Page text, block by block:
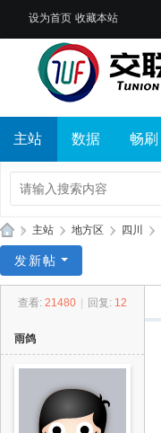
设为首页 收藏本站
主站 数据 畅刷
联
» 主站 › 地方区 › 四川 ›
发新帖
查看: 21480 回复: 12
雨鸽